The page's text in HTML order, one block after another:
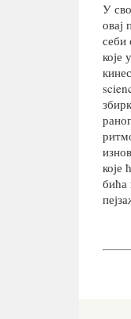
У
овај
себи
које
које
бића